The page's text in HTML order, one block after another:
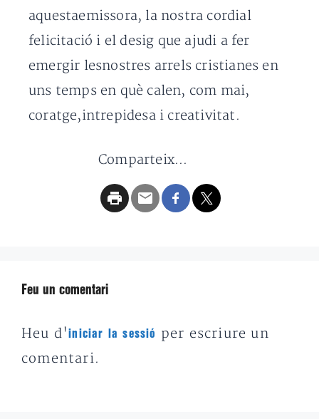
aquestaemissora, la nostra cordial
felicitació i el desig que ajudi a fer
emergir lesnostres arrels cristianes en
uns temps en què calen, com mai,
coratge,intrepidesa i creativitat.
Comparteix...
Feu un comentari
Heu d'iniciar la sessió
per escriure un
comentari.